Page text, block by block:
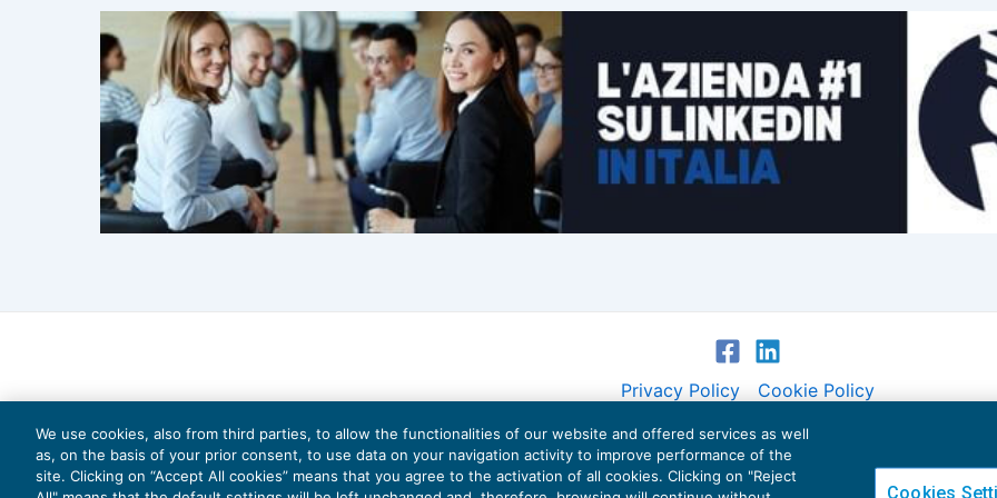
Privacy Policy Cookie Policy
Euroconference NEWS è una testata registrata al Tribunale di Milano Reg. n. 8556/2026
Direttore responsabile Sandro Cerato
Copyright 2016 © Gruppo Euroconference S.p.A. v2.32.4
We use cookies, also from third parties, to allow the functionalities of our website and offered services as well
as, on the basis of your prior consent, to use data on your navigation activity to improve performance of the
site. Clicking on “Accept All cookies” means that you agree to the activation of all cookies. Clicking on "Reject
Cookies